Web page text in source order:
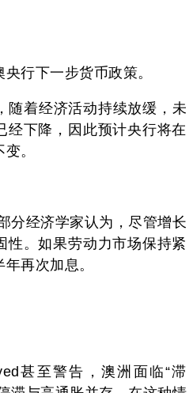
行下一步货币政策。
随着经济活动持续放缓，未
经下降，因此预计央行将在
。
分经济学家认为，尽管增长
性。如果劳动力市场保持紧
再次加息。
甚至警告，澳洲面临“滞